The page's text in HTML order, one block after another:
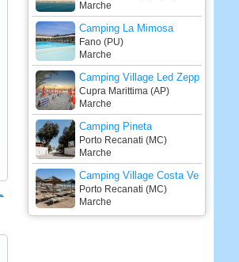
Marche
Camping La Mimosa
Fano (PU)
Marche
Camping Village Led Zeppelin
Cupra Marittima (AP)
Marche
Camping Pineta
Porto Recanati (MC)
Marche
Camping Village Costa Verde
Porto Recanati (MC)
Marche